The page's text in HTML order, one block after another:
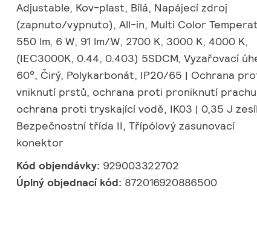
Adjustable, Kov-plast, Bílá, Napájecí zdroj
(zapnuto/vypnuto), All-in, Multi Color
550 lm, 6 W, 91 lm/W, 2700 K, 3000 K, 4000 K,
(IEC3000K, 0.44, 0.403) 5SDCM, Vyzařovací
60°, Čirý, Polykarbonát, IP20/65 | Ochrana
vniknutí prstů, ochrana proti proniknutí
ochrana proti tryskající vodě, IK03 | 0,35 J
Bezpečnostní třída II, Třípólový zasunovací
konektor
Kód objendávky: 929003322702
Úplný objednací kód: 872016920886500